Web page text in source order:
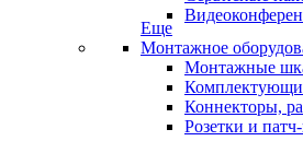
Еще
Монтажное
Монтажные
Коннекторы,
Розетки и